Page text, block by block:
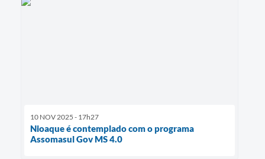
10 NOV 2025 - 17h27
Nioaque é contemplado com o programa
Assomasul Gov MS 4.0